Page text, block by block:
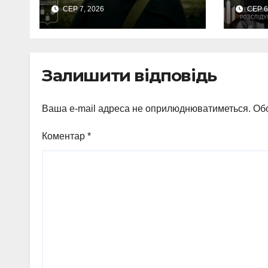
збито 6 КАБів
СЕР 7, 2026 СЕР
Залишити відповідь
Ваша e-mail адреса не оприлюднюватиметься.
Коментар *